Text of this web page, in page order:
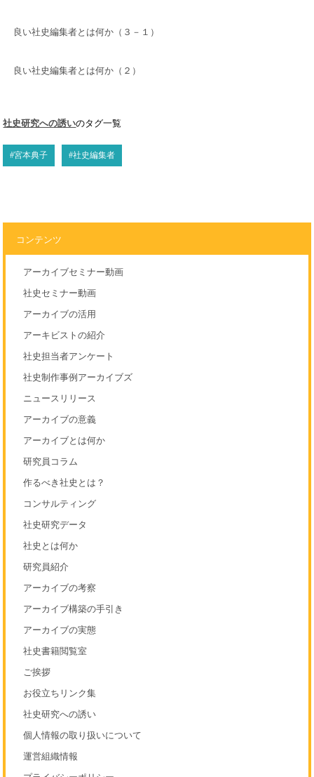
良い社史編集者とは何か（３－１）
良い社史編集者とは何か（２）
社史研究への誘いのタグ一覧
#宮本典子 #社史編集者
コンテンツ
アーカイブセミナー動画
社史セミナー動画
アーカイブの活用
アーキビストの紹介
社史担当者アンケート
社史制作事例アーカイブズ
ニュースリリース
アーカイブの意義
アーカイブとは何か
研究員コラム
作るべき社史とは？
コンサルティング
社史研究データ
社史とは何か
研究員紹介
アーカイブの考察
アーカイブ構築の手引き
アーカイブの実態
社史書籍閲覧室
ご挨拶
お役立ちリンク集
社史研究への誘い
個人情報の取り扱いについて
運営組織情報